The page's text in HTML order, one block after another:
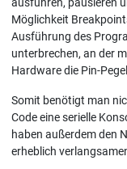
ausführen, pausieren
Möglichkeit
Ausführung des
unterbrechen, an der
Hardware die Pin-
Somit benötigt man
Code eine serielle
haben außerdem den
erheblich